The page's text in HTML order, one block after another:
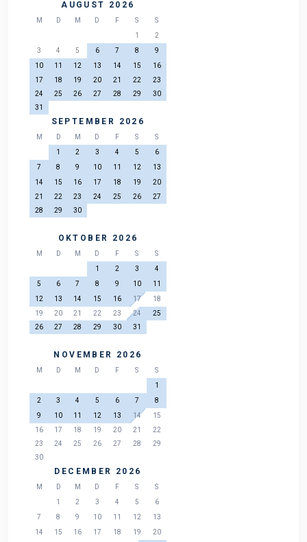
AUGUST 2026
M D M D F S
S
1
2
3
4 5 6 7 8
9
10
11 12 13 14 15
16
17
18 19 20 21 22
23
24
25 26 27 28 29
30
31
SEPTEMBER 2026
M D M D F S
S
1
2 3 4 5
6
7
8 9 10 11 12
13
14
15 16 17 18 19
20
21
22 23 24 25 26
27
28
29 30
OKTOBER 2026
M D M D F S
S
1
2 3
4
5
6 7 8 9 10
11
12
13 14 15 16 17
18
19
20 21 22 23 24
25
26
27 28 29 30 31
NOVEMBER 2026
M D M D F S
S
1
2
3 4 5 6 7
8
9
10 11 12 13 14
15
16
17 18 19 20 21
22
23
24 25 26 27 28
29
30
DECEMBER 2026
M D M D F S
S
1
2 3 4 5
6
7
8 9 10 11 12
13
14
15 16 17 18 19
20